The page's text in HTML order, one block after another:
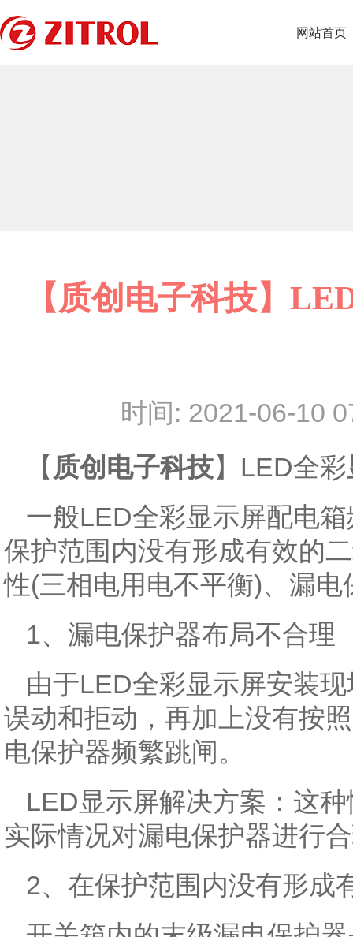
网站首页
【质创电子科技】
时间: 2021-06-10
【 质创电子科技】LED全彩
一般LED全彩显示屏配电
保护范围内没有形成有效的
性(三相电用电不平衡)、漏
1、漏电保护器布局不合理
由于LED全彩显示屏安装
误动和拒动，再加上没有按
电保护器频繁跳闸。
LED显示屏解决方案：这
实际情况对漏电保护器进行
2、在保护范围内没有形成